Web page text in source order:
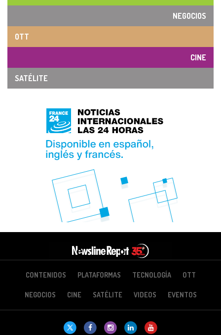
NEGOCIOS
OTT
CINE
SATÉLITE
CONTENIDOS PLATAFORMAS TECNOLOGÍA OTT
NEGOCIOS CINE SATÉLITE VIDEOS EVENTOS